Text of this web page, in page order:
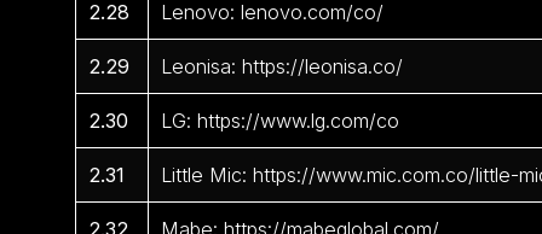
2.28 Lenovo: lenovo.com/co/
2.29 Leonisa: https://leonisa.co/
2.30 LG: https://www.lg.com/co
2.31 Little Mic: https://www.mic.com.co/little-